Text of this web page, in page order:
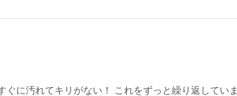
に汚れてキリがない！ これをずっと繰り返していま